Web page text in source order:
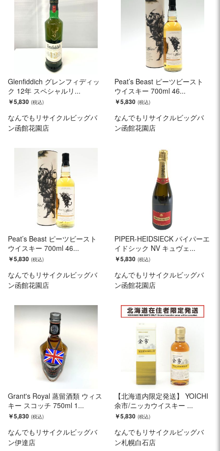
Glenfiddich グレンフィディッ
ク 12年 スペシャルリ...
￥5,830
なんでもリサイクルビッグバ
ン函館花園店
Peat’s Beast ピーツビースト
ウイスキー 700ml 46...
￥5,830
なんでもリサイクルビッグバ
ン函館花園店
Peat’s Beast ピーツビースト
ウイスキー 700ml 46...
￥5,830
なんでもリサイクルビッグバ
ン函館花園店
PIPER-HEIDSIECK パイパーエ
イドシック NV キュヴェ...
￥5,830
なんでもリサイクルビッグバ
ン函館花園店
Grant's Royal 蒸留酒類 ウィス
キー スコッチ 750ml 1...
￥5,830
なんでもリサイクルビッグバ
ン伊達店
【北海道内限定発送】 YOICHI
余市/ニッカウイスキー ...
￥5,830
なんでもリサイクルビッグバ
ン札幌白石店